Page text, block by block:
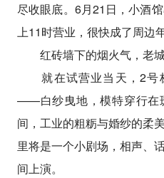
尽收眼底。6月21日，小酒
上11时营业，很快成了周边年
红砖墙下的烟火气，老城
就在试营业当天，2号
——白纱曳地，模特穿行在
间，工业的粗粝与婚纱的柔
里将是一个小剧场，相声、
间上演。